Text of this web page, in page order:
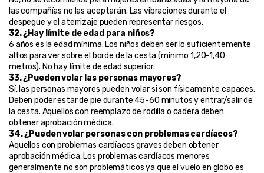
las compañías no las aceptarán. Las vibraciones durante el
despegue y el aterrizaje pueden representar riesgos.
32. ¿Hay límite de edad para niños?
6 años es la edad mínima. Los niños deben ser lo suficientemente
altos para ver sobre el borde de la cesta (mínimo 1,20-1,40
metros). No hay límite de edad superior.
33. ¿Pueden volar las personas mayores?
Sí, las personas mayores pueden volar si son físicamente capaces.
Deben poder estar de pie durante 45-60 minutos y entrar/salir de
la cesta. Aquellos con reemplazo de rodilla o cadera deben
obtener aprobación médica.
34. ¿Pueden volar personas con problemas cardíacos?
Aquellos con problemas cardíacos graves deben obtener
aprobación médica. Los problemas cardíacos menores
generalmente no son problemáticos ya que el vuelo en globo es